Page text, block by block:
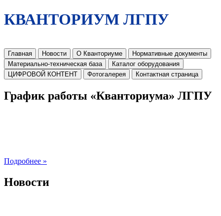
КВАНТОРИУМ ЛГПУ
Главная Новости О Кванториуме
Нормативные документы
Материально-техническая база
Каталог оборудования
ЦИФРОВОЙ КОНТЕНТ
Фотогалерея Контактная страница
График работы «Кванториума» ЛГПУ
Подробнее »
Новости